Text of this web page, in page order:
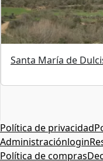
Santa María de
Política de privacidad
Administraciónlogin
Política de compras